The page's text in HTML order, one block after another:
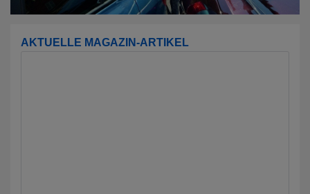
AKTUELLE MAGAZIN-ARTIKEL